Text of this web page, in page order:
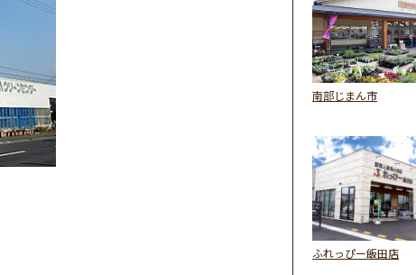
南部じまん市
ふれっぴー飯田店